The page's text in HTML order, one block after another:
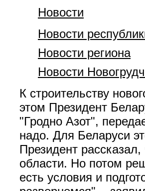
Новости
Новости
Новости региона
Новости
К строительству
этом Президент
"Гродно Азот",
надо. Для Беларуси
Президент
области. Но потом
есть условия и